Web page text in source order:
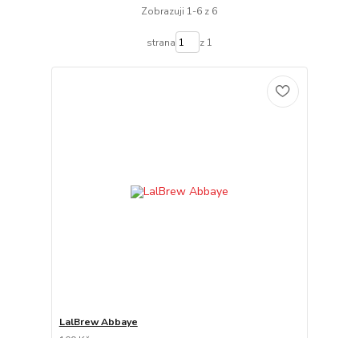
Zobrazuji 1-6 z 6
strana z 1
LalBrew Abbaye